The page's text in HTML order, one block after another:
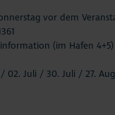
vor dem
(im Hafen 4+5)
02. Juli / 30. Juli / 27.